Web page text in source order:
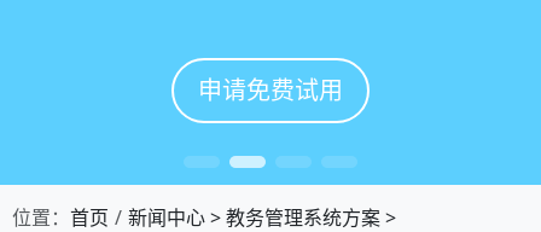
申请免费试用
申请免费试用
申请免费试用
申请免费试用
位置： 首页 新闻中心>教务管理系统方案>